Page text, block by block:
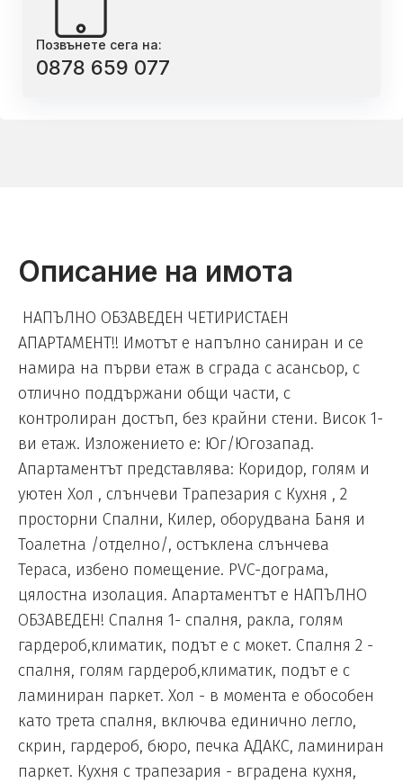
Позвънете сега на:
0878 659 077
Описание на имота
НАПЪЛНО ОБЗАВЕДЕН ЧЕТИРИСТАЕН
АПАРТАМЕНТ!! Имотът е напълно саниран и се
намира на първи етаж в сграда с асансьор, с
отлично поддържани общи части, с
контролиран достъп, без крайни стени. Висок 1-
ви етаж. Изложението е: Юг/Югозапад.
Апартаментът представлява: Коридор, голям и
уютен Хол , слънчеви Трапезария с Кухня , 2
просторни Спални, Килер, оборудвана Баня и
Тоалетна /отделно/, остъклена слънчева
Тераса, избено помещение. PVC-дограма,
цялостна изолация. Апартаментът е НАПЪЛНО
ОБЗАВЕДЕН! Спалня 1- спалня, ракла, голям
гардероб,климатик, подът е с мокет. Спалня 2 -
спалня, голям гардероб,климатик, подът е с
ламиниран паркет. Хол - в момента е обособен
като трета спалня, включва единично легло,
скрин, гардероб, бюро, печка АДАКС, ламиниран
паркет. Кухня с трапезария - вградена кухня,